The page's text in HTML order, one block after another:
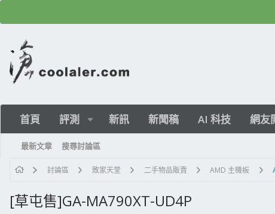
首頁 評測 新訊 新聞稿 AI 科技 網友
最新文章 搜尋討論區
討論區 敗家天堂 二手物品販賣 AMD 主機板
[草屯售]GA-MA790XT-UD4P